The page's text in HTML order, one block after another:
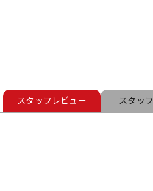
ィン 配信/ライブ
スタッフ レビュー スタッフ